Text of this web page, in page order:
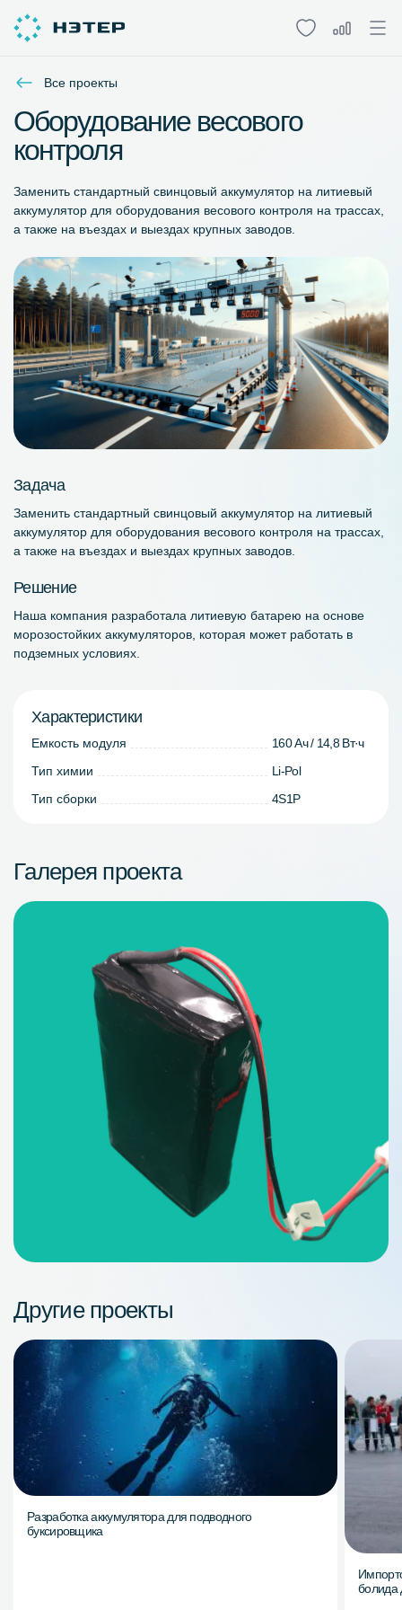
Все проекты
Оборудование весового
контроля
Заменить стандартный свинцовый аккумулятор на литиевый
аккумулятор для оборудования весового контроля на трассах,
а также на въездах и выездах крупных заводов.
Задача
Заменить стандартный свинцовый аккумулятор на литиевый
аккумулятор для оборудования весового контроля на трассах,
а также на въездах и выездах крупных заводов.
Решение
Наша компания разработала литиевую батарею на основе
морозостойких аккумуляторов, которая может работать в
подземных условиях.
Характеристики
Емкость модуля
160 Ач / 14,8 Вт·ч
Тип химии
Li-Pol
Тип сборки
4S1P
Галерея проекта
Другие проекты
Разработка аккумулятора для подводного
буксировщика
болида